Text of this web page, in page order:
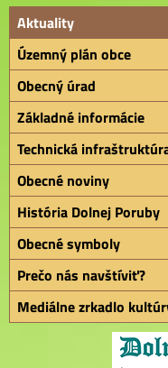
Aktuality
Územný plán obce
Obecný úrad
Základné informácie
Technická
Obecné noviny
História Dolnej Poruby
Obecné symboly
Prečo nás navštíviť?
Mediálne zrkadlo